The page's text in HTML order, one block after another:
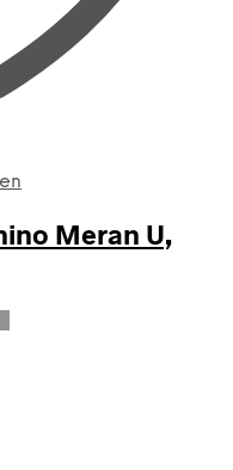
Meran U,
Dieses